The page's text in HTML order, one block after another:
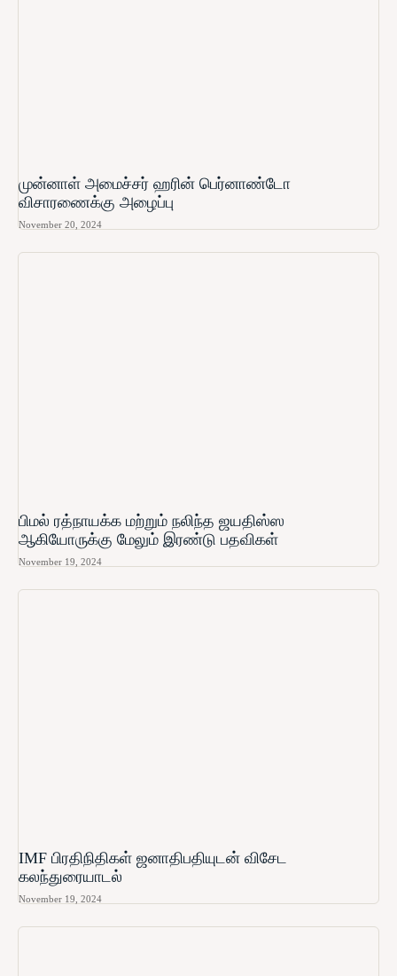
முன்னாள் அமைச்சர் ஹரின் பெர்னாண்டோ​
விசாரணைக்கு அழைப்பு
November 20, 2024
பிமல் ரத்நாயக்க மற்றும் நலிந்த ஜயதிஸ்ஸ
ஆகியோருக்கு மேலும் இரண்டு பதவிகள்
November 19, 2024
IMF பிரதிநிதிகள் ஜனாதிபதியுடன் விசேட
கலந்துரையாடல்
November 19, 2024